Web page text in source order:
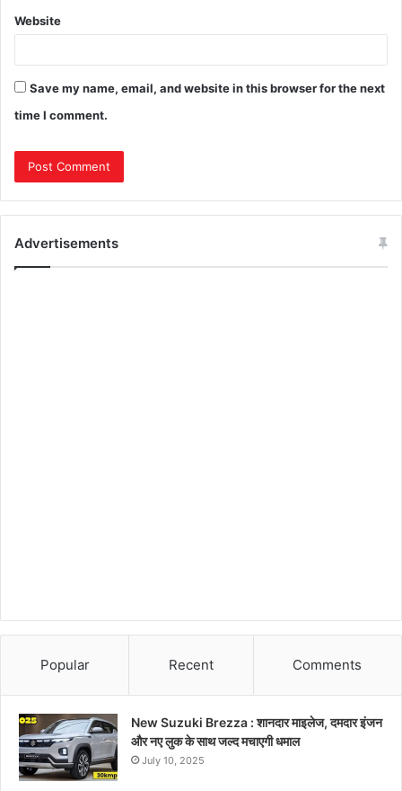
Website
Save my name, email, and website in this browser for the next
time I comment.
Advertisements
Popular Recent Comments
New Suzuki Brezza : शानदार माइलेज, दमदार इंजन
और नए लुक के साथ जल्द मचाएगी धमाल
July 10, 2025